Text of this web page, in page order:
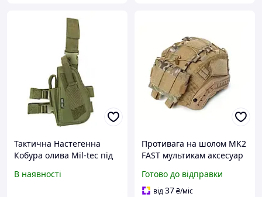
Тактична Настегенна
Кобура олива Mil-tec під
для військових
В наявності
Противага на шолом MK2
FAST мультикам аксесуар
балансування ПНВ
Готово до відправки
від37₴/міс